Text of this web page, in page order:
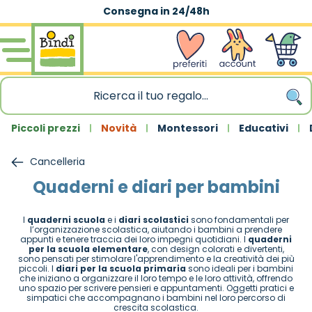
Consegna in 24/48h
Salta al contenuto
wishlist Account Carrello
Piccoli prezzi Novità Montessori Educativi
Cancelleria
Quaderni e diari per bambini
I quaderni scuola e i diari scolastici sono fondamentali per
l’organizzazione scolastica, aiutando i bambini a prendere
appunti e tenere traccia dei loro impegni quotidiani. I quaderni
per la scuola elementare, con design colorati e divertenti,
sono pensati per stimolare l'apprendimento e la creatività dei più
piccoli. I diari per la scuola primaria sono ideali per i bambini
che iniziano a organizzare il loro tempo e le loro attività, offrendo
uno spazio per scrivere pensieri e appuntamenti. Oggetti pratici e
simpatici che accompagnano i bambini nel loro percorso di
crescita scolastica.